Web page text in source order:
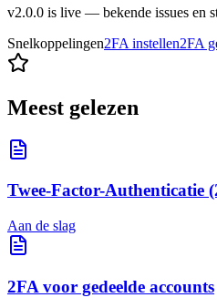
v2.0.0 is live — bekende issues en
Snelkoppelingen2FA instellen2FA
Meest gelezen
Twee-Factor-Authenticatie
Aan de slag
2FA voor gedeelde accounts